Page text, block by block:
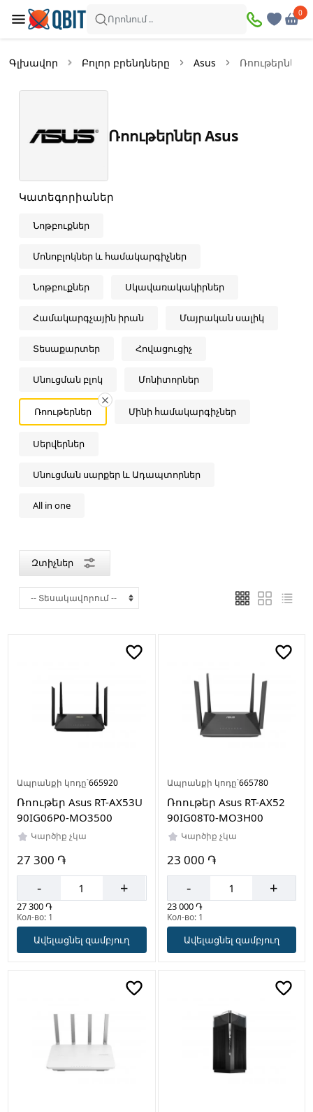
Որոնում ..
0
Գլխավոր Բոլոր բրենդները Asus Ռոութերներ
Ռոութերներ Asus
Կատեգորիաներ
Նոթբուքներ
Մոնոբլոկներ և համակարգիչներ
Նոթբուքներ Սկավառակակիրներ
Համակարգչային իրան Մայրական սալիկ
Տեսաքարտեր Հովացուցիչ
Սնուցման բլոկ Մոնիտորներ
Ռոութերներ Մինի համակարգիչներ
Սերվերներ
Սնուցման սարքեր և Ադապտորներ
All in one
Զտիչներ
Զտիչներ
Գին
Սպիտակ
երկիր
Չինաստան
Ապրանքի կոդը՝665920
Ռոութեր Asus RT-AX53U
90IG06P0-MO3500
Կարծիք չկա
27 300 ֏
- +
27 300 ֏
Кол-во: 1
Ավելացնել զամբյուղ
Ապրանքի կոդը՝665780
Ռոութեր Asus RT-AX52
90IG08T0-MO3H00
Կարծիք չկա
23 000 ֏
- +
23 000 ֏
Кол-во: 1
Ավելացնել զամբյուղ